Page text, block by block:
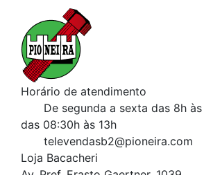
Horário de atendimento
De segunda a sexta das 8h às
das 08:30h às 13h
televendasb2@pioneira.com
Loja Bacacheri